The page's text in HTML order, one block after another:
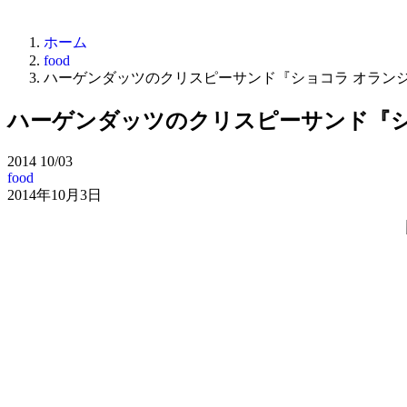
ホーム
food
ハーゲンダッツのクリスピーサンド『ショコラ オラン
ハーゲンダッツのクリスピーサンド『
2014 10/03
food
2014年10月3日